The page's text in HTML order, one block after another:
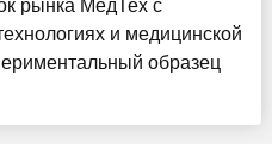
рынка МедТех с
и медицинской
образец